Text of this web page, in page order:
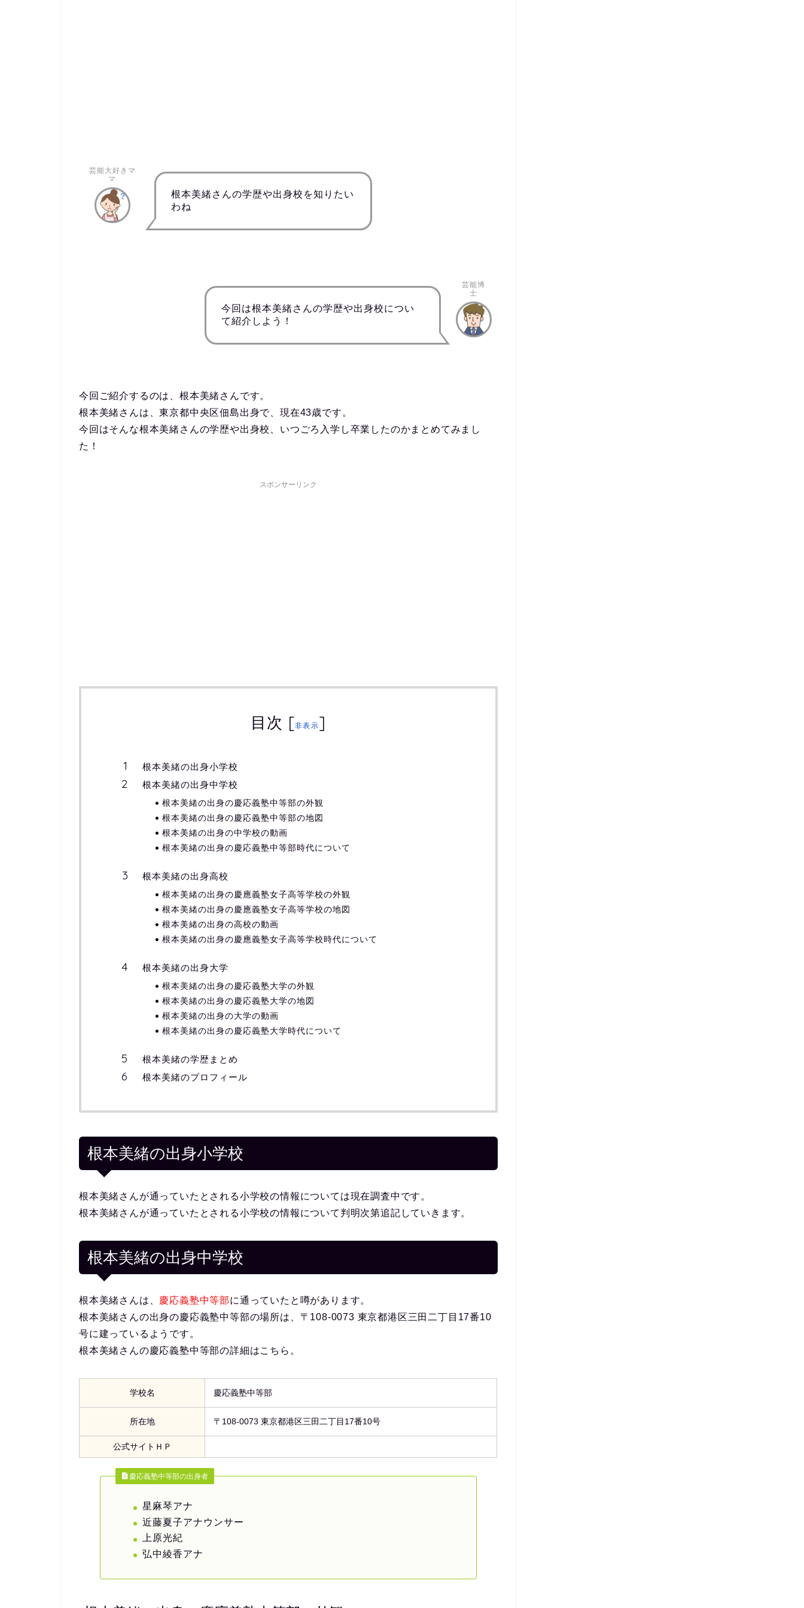
芸能大好きマ
マ
根本美緒さんの学歴や出身校を知りたい
わね
今回は根本美緒さんの学歴や出身校につい
て紹介しよう！
芸能博
士
今回ご紹介するのは、根本美緒さんです。
根本美緒さんは、東京都中央区佃島出身で、現在43歳です。
今回はそんな根本美緒さんの学歴や出身校、いつごろ入学し卒業したのかまとめてみまし
た！
スポンサーリンク
目次 [非表示]
根本美緒の出身小学校
根本美緒の出身中学校
根本美緒の出身の慶応義塾中等部の外観
根本美緒の出身の慶応義塾中等部の地図
根本美緒の出身の中学校の動画
根本美緒の出身の慶応義塾中等部時代について
根本美緒の出身高校
根本美緒の出身の慶應義塾女子高等学校の外観
根本美緒の出身の慶應義塾女子高等学校の地図
根本美緒の出身の高校の動画
根本美緒の出身の慶應義塾女子高等学校時代について
根本美緒の出身大学
根本美緒の出身の慶応義塾大学の外観
根本美緒の出身の慶応義塾大学の地図
根本美緒の出身の大学の動画
根本美緒の出身の慶応義塾大学時代について
根本美緒の学歴まとめ
根本美緒のプロフィール
根本美緒の出身小学校
根本美緒さんが通っていたとされる小学校の情報については現在調査中です。
根本美緒さんが通っていたとされる小学校の情報について判明次第追記していきます。
根本美緒の出身中学校
根本美緒さんは、 慶応義塾中等部に通っていたと噂があります。
根本美緒さんの出身の慶応義塾中等部の場所は、〒108-0073 東京都港区三田二丁目17番10
号に建っているようです。
根本美緒さんの慶応義塾中等部の詳細はこちら。
学校名 慶応義塾中等部
所在地 〒108-0073 東京都港区三田二丁目17番10号
公式サイトＨＰ
慶応義塾中等部の出身者
星麻琴アナ
近藤夏子アナウンサー
上原光紀
弘中綾香アナ